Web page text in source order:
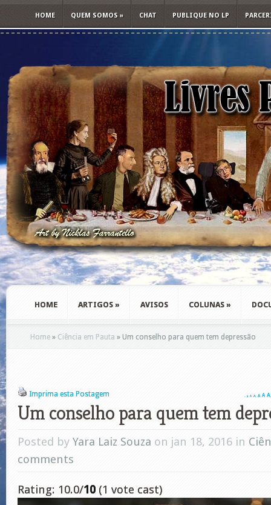
HOME QUEM SOMOS » CHAT PUBLIQUE NO LP
HOME ARTIGOS » AVISOS COLUNAS »
Home » Ciência em Pauta » Um conselho para quem tem depressão
Imprima esta Postagem A A A A A A A
Um conselho para quem tem
Posted by Yara Laiz Souza on jan 18, 2016 in
comments
Rating: 10.0/10 (1 vote cast)